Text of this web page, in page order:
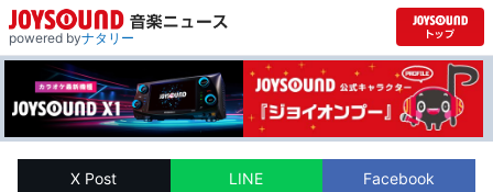
powered byナタリー
X Post LINE Facebook